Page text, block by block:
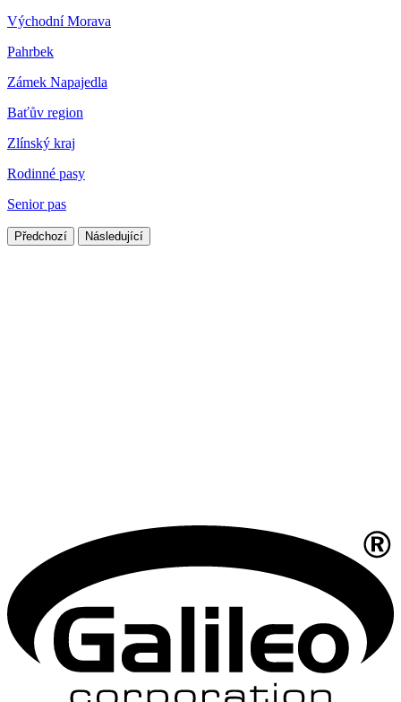
Východní Morava
Pahrbek
Zámek Napajedla
Baťův region
Zlínský kraj
Rodinné pasy
Senior pas
Předchozí Následující